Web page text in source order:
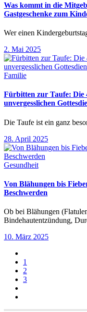
Was kommt in die
Gastgeschenke zum
Wer einen
2. Mai 2025
Familie
Fürbitten zur Taufe: Die
unvergesslichen
Die Taufe ist ein ganz
28. April 2025
Gesundheit
Von Blähungen bis
Beschwerden
Ob bei Blähungen
Bindehautentzündung,
10. März 2025
1
2
3